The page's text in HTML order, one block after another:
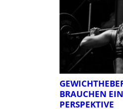
BRAUCHEN
PERSPEKTIVE